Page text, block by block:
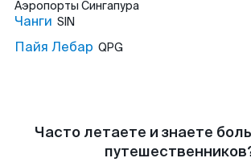
Аэропорты Сингапура
Чанги SIN
Пайя Лебар QPG
Часто летаете и знаете